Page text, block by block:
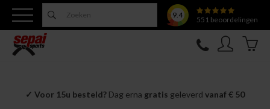
9.4
551 beoordelingen
Nieuw
✓ Voor 15u besteld? Dag erna gratis geleverd vanaf € 50